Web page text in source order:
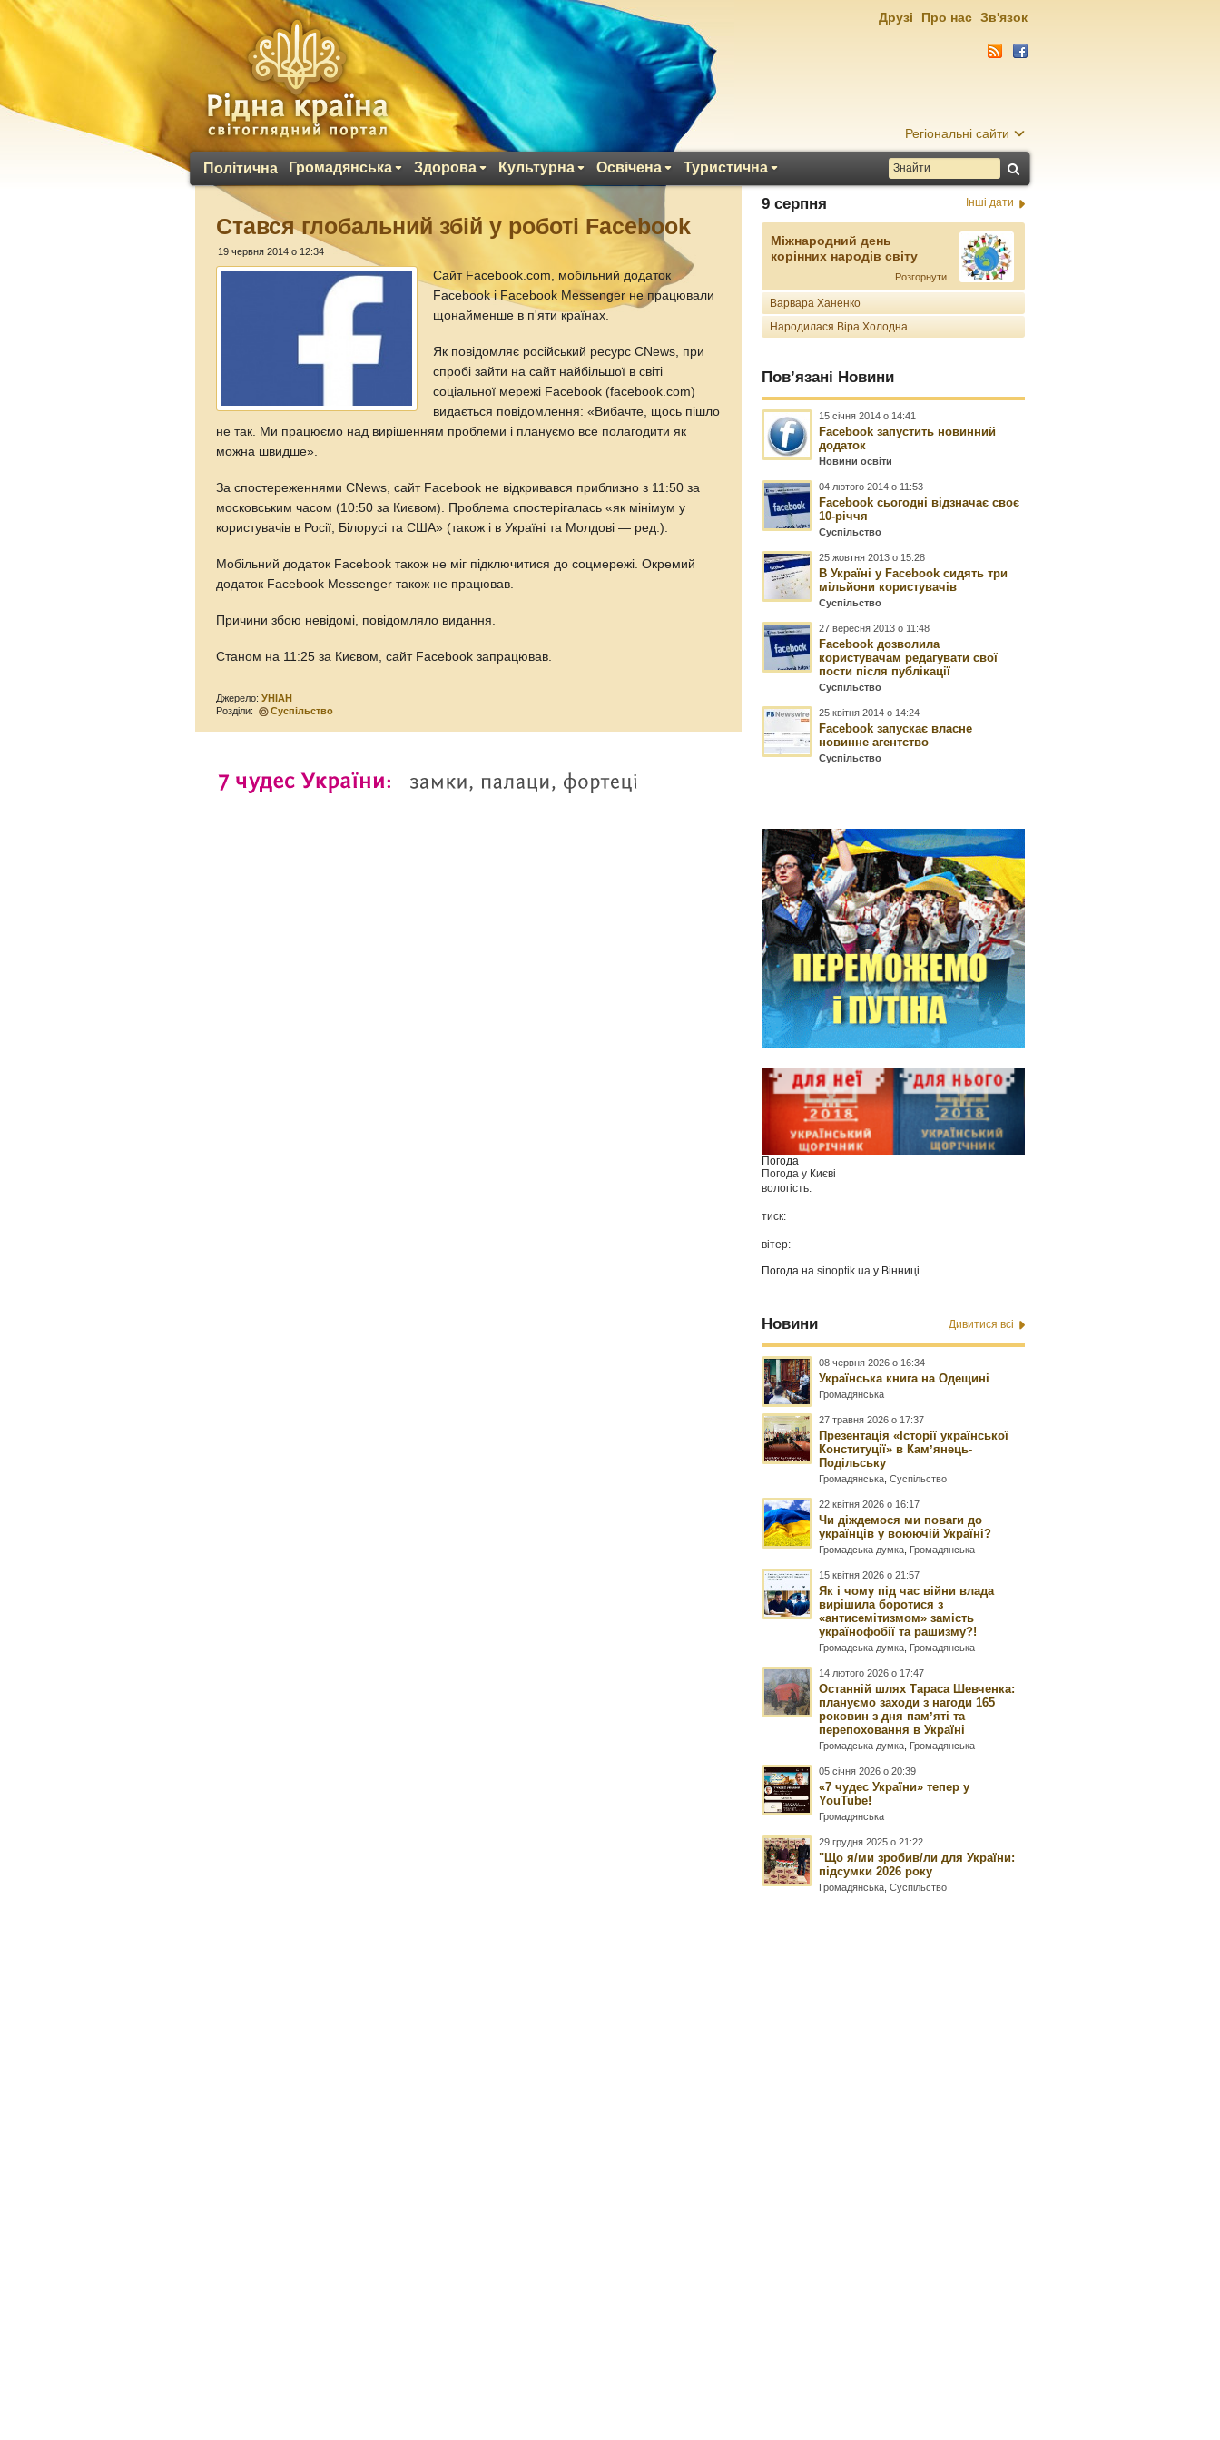
Регіональні сайти
Політична Громадянська Здорова Культурна Освічена Туристична
Друзі Про нас Зв'язок
Стався глобальний збій у роботі Facebook
19 червня 2014 о 12:34
Сайт Facebook.com, мобільний додаток
Facebook і Facebook Messenger не працювали
щонайменше в п'яти країнах.
Як повідомляє російський ресурс CNews, при
спробі зайти на сайт найбільшої в світі
соціальної мережі Facebook (facebook.com)
видається повідомлення: «Вибачте, щось пішло
не так. Ми працюємо над вирішенням проблеми і плануємо все полагодити як
можна швидше».
За спостереженнями CNews, сайт Facebook не відкривався приблизно з 11:50 за
московським часом (10:50 за Києвом). Проблема спостерігалась «як мінімум у
користувачів в Росії, Білорусі та США» (також і в Україні та Молдові — ред.).
Мобільний додаток Facebook також не міг підключитися до соцмережі. Окремий
додаток Facebook Messenger також не працював.
Причини збою невідомі, повідомляло видання.
Станом на 11:25 за Києвом, сайт Facebook запрацював.
Джерело:УНІАН
Розділи:
Суспільство
9 серпня Інші дати
Міжнародний день
корінних народів світу
Розгорнути
Варвара Ханенко
Народилася Віра Холодна
Пов’язані Новини
15 січня 2014 о 14:41
Facebook запустить новинний
додаток
Новини освіти
04 лютого 2014 о 11:53
Facebook сьогодні відзначає своє
10-річчя
Суспільство
25 жовтня 2013 о 15:28
В Україні у Facebook сидять три
мільйони користувачів
Суспільство
27 вересня 2013 о 11:48
Facebook дозволила
користувачам редагувати свої
пости після публікації
Суспільство
25 квітня 2014 о 14:24
Facebook запускає власне
новинне агентство
Суспільство
Погода
Погода у Києві
вологість:
тиск:
вітер:
Погода наsinoptik.ua у Вінниці
Новини Дивитися всі
08 червня 2026 о 16:34
Українська книга на Одещині
Громадянська
27 травня 2026 о 17:37
Презентація «Історії української
Конституції» в Камʼянець-
Подільську
Громадянська ,Суспільство
22 квітня 2026 о 16:17
Чи діждемося ми поваги до
українців у воюючій Україні?
Громадська думка Громадянська
15 квітня 2026 о 21:57
Як і чому під час війни влада
вирішила боротися з
«антисемітизмом» замість
українофобії та рашизму?!
Громадська думка Громадянська
14 лютого 2026 о 17:47
Останній шлях Тараса Шевченка:
плануємо заходи з нагоди 165
роковин з дня памʼяті та
перепоховання в Україні
Громадська думка Громадянська
05 січня 2026 о 20:39
«7 чудес України» тепер у
YouTube!
Громадянська
29 грудня 2025 о 21:22
"Що я/ми зробив/ли для України:
підсумки 2026 року
Громадянська ,Суспільство